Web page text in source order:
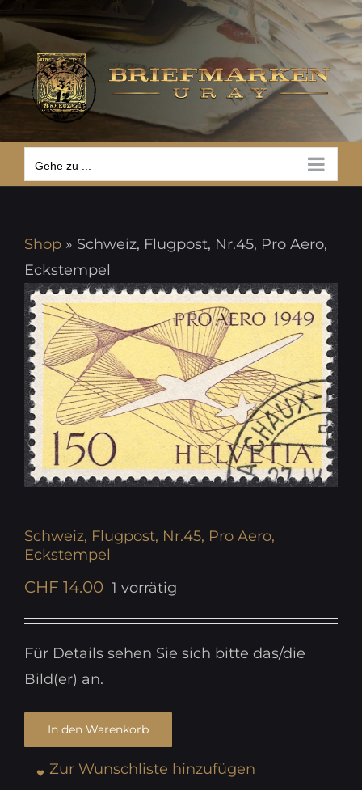
Zum
Inhalt
springen
Gehe zu ...
Gehe zu ...
Shop » Schweiz, Flugpost, Nr.45, Pro Aero,
Eckstempel
Schweiz, Flugpost, Nr.45, Pro Aero,
Eckstempel
CHF 14.00 1 vorrätig
Für Details sehen Sie sich bitte das/die
Bild(er) an.
In den Warenkorb
Zur Wunschliste hinzufügen